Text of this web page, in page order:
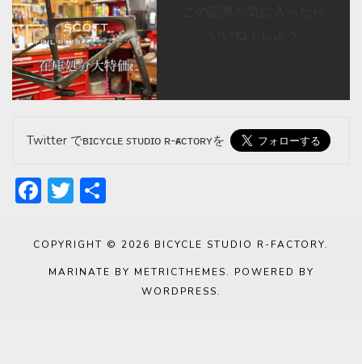
Twitter でʙɪᴄʏᴄʟᴇ sᴛᴜᴅɪᴏ ʀ-ғᴀᴄᴛᴏʀʏを
Facebook
Twitter
COPYRIGHT © 2026 BICYCLE STUDIO R-FACTORY.
MARINATE BY METRICTHEMES. POWERED BY
WORDPRESS.